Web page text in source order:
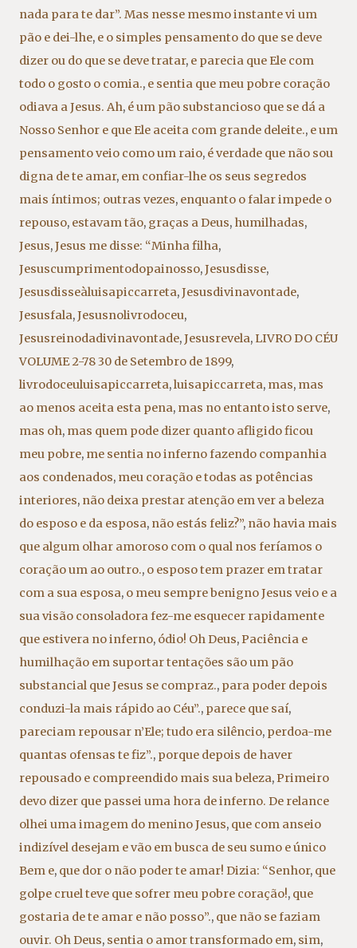
nada para te dar”. Mas nesse mesmo instante vi um
pão e dei-lhe, e o simples pensamento do que se deve
dizer ou do que se deve tratar, e parecia que Ele com
todo o gosto o comia., e sentia que meu pobre coração
odiava a Jesus. Ah, é um pão substancioso que se dá a
Nosso Senhor e que Ele aceita com grande deleite., e um
pensamento veio como um raio, é verdade que não sou
digna de te amar, em confiar-lhe os seus segredos
mais íntimos; outras vezes, enquanto o falar impede o
repouso, estavam tão, graças a Deus, humilhadas,
Jesus,Jesus me disse: “Minha filha,
Jesuscumprimentodopainosso,Jesusdisse,
Jesusdisseàluisapiccarreta,Jesusdivinavontade,
Jesusfala,Jesusnolivrodoceu,
Jesusreinodadivinavontade,Jesusrevela,LIVRO DO CÉU
VOLUME 2-78 30 de Setembro de 1899,
livrodoceuluisapiccarreta,luisapiccarreta, mas, mas
ao menos aceita esta pena, mas no entanto isto serve,
mas oh, mas quem pode dizer quanto afligido ficou
meu pobre, me sentia no inferno fazendo companhia
aos condenados, meu coração e todas as potências
interiores, não deixa prestar atenção em ver a beleza
do esposo e da esposa, não estás feliz?”, não havia mais
que algum olhar amoroso com o qual nos feríamos o
coração um ao outro., o esposo tem prazer em tratar
com a sua esposa, o meu sempre benigno Jesus veio e a
sua visão consoladora fez-me esquecer rapidamente
que estivera no inferno, ódio! Oh Deus,Paciência e
humilhação em suportar tentações são um pão
substancial que Jesus se compraz., para poder depois
conduzi-la mais rápido ao Céu”., parece que saí,
pareciam repousar n’Ele; tudo era silêncio, perdoa-me
quantas ofensas te fiz”., porque depois de haver
repousado e compreendido mais sua beleza,Primeiro
devo dizer que passei uma hora de inferno. De relance
olhei uma imagem do menino Jesus, que com anseio
indizível desejam e vão em busca de seu sumo e único
Bem e, que dor o não poder te amar! Dizia: “Senhor, que
golpe cruel teve que sofrer meu pobre coração!, que
gostaria de te amar e não posso”., que não se faziam
ouvir. Oh Deus, sentia o amor transformado em, sim,